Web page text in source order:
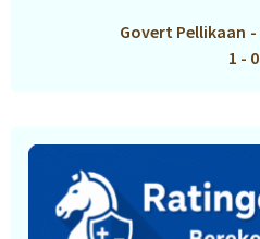
Govert Pellikaan -
1 - 0